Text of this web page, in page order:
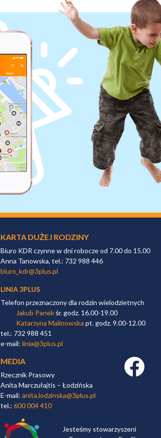
KARTA DUŻEJ RODZINY
Biuro KDR czynne w dni robocze od 7.00 do 15.00
Anna Tanowska, tel.: 732 988 446
biuro_kdr@3plus.pl
LINIA 3PLUS
Telefon przeznaczony dla rodzin wielodzietnych
Jakub Panekśr. godz. 16.00-19.00
Katarzyna Malinowska pt. godz. 9.00-12.00
tel.: 732 988 451
e-mail: linia@3plus.pl
MEDIA
Rzecznik Prasowy
Anita Marczułajtis – Łodzińska
E-mail: anita.lodzinska@3plus.pl
tel.: 600 004 410
Facebook link
Jesteśmy stowarzyszeni